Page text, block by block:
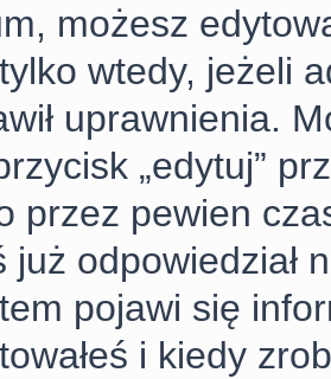
możesz
wtedy, jeżeli
uprawnienia.
„edytuj”
przez pewien
już odpowiedział
pojawi się
i kiedy